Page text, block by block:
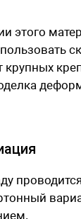
этого
крупных